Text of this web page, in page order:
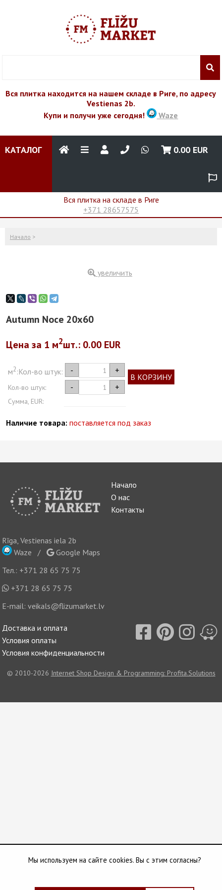
Вся плитка находится на нашем складе в Риге, по адресу
Vestienas 2b.
Купи и получи уже сегодня!
Waze
КАТАЛОГ 0.00 EUR
Вся плитка на складе в Риге
+371 28657575
Начало >
увеличить
Autumn Noce 20x60
Цена за 1 м2шт.: 0.00 EUR
м2:Кол-во штук: - +
Кол-во штук: - +
Сумма, EUR:
В КОРЗИНУ
Наличие товара: поставляется под заказ
Rīga, Vestienas iela 2b
Waze /
Google Maps
Тел.: +371 28 65 75 75
+371 28 65 75 75
E-mail:veikals@flizumarket.lv
Начало
О нас
Контакты
Доставка и оплата
Условия оплаты
Условия конфиденциальности
© 2010-2026 Internet Shop Design & Programming: Profita.Solutions
Мы используем на сайте cookies. Вы с этим согласны?